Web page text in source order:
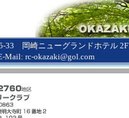
岡崎ニューグランドホテル 2F
rc-okazaki@gol.com